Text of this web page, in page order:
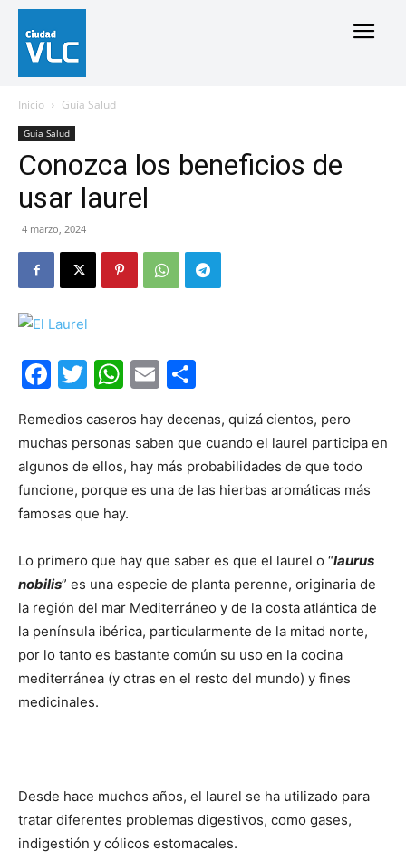
Inicio Guía Salud
Guía Salud
Conozca los beneficios de
usar laurel
4 marzo, 2024
Facebook
Twitter
WhatsApp
Email
Remedios caseros hay decenas, quizá cientos, pero
muchas personas saben que cuando el laurel participa en
algunos de ellos, hay más probabilidades de que todo
funcione, porque es una de las hierbas aromáticas más
famosas que hay.
Lo primero que hay que saber es que el laurel o “laurus
nobilis” es una especie de planta perenne, originaria de
la región del mar Mediterráneo y de la costa atlántica de
la península ibérica, particularmente de la mitad norte,
por lo tanto es bastante común su uso en la cocina
mediterránea (y otras en el resto del mundo) y fines
medicinales.
Desde hace muchos años, el laurel se ha utilizado para
tratar diferentes problemas digestivos, como gases,
indigestión y cólicos estomacales.